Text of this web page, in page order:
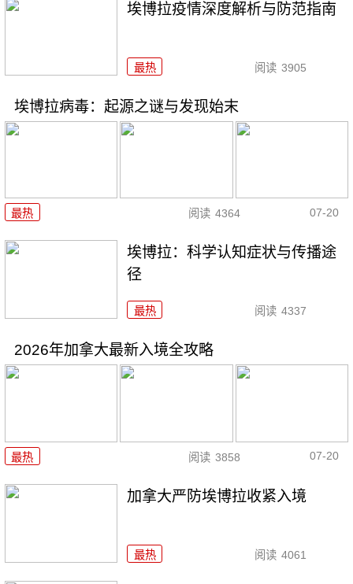
埃博拉疫情深度解析与防范指南
最热 阅读 3905
埃博拉病毒：起源之谜与发现始末
最热 阅读 4364 07-20
埃博拉：科学认知症状与传播途
径
最热 阅读 4337
2026年加拿大最新入境全攻略
最热 阅读 3858 07-20
加拿大严防埃博拉收紧入境
最热 阅读 4061